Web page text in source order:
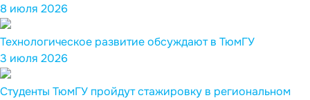
8 июля 2026
Технологическое развитие обсуждают в ТюмГУ
3 июля 2026
Студенты ТюмГУ пройдут стажировку в региональном